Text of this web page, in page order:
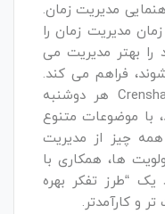
مدیریت زمان.
مدیریت زمان را
را بهتر مدیریت می
فراهم می کند.
کارشناس مدیریت زمان، دیو Crenshaw هر دوشنبه
با موضوعات متنوع
همه چیز از مدیریت
ها، همکاری با
یک “طرز تفکر بهره
و کارآمدتر.